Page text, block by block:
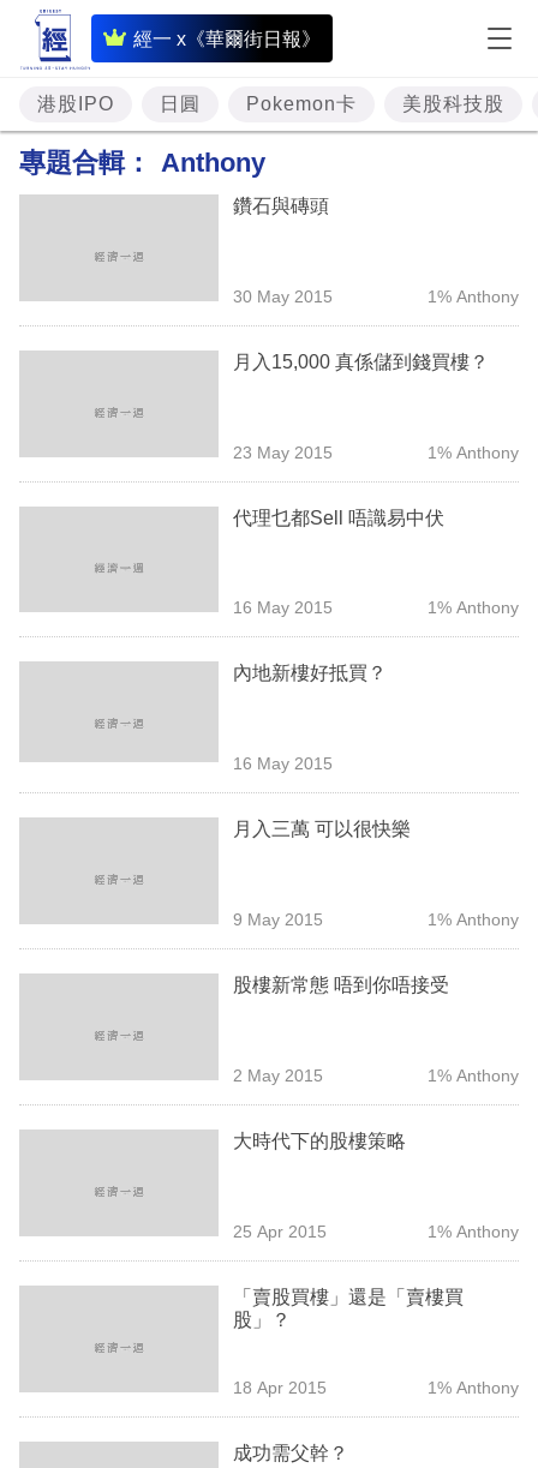
經一 x《華爾街日報》
即
時
財
經
資
樓
技
欄
區
港股IPO 日圓 Pokemon卡 美股科技股
專題合輯： Anthony
鑽石與磚頭
30 May 2015 1% Anthony
月入15,000 真係儲到錢買樓？
23 May 2015 1% Anthony
代理乜都Sell 唔識易中伏
16 May 2015 1% Anthony
內地新樓好抵買？
16 May 2015
月入三萬 可以很快樂
9 May 2015 1% Anthony
股樓新常態 唔到你唔接受
2 May 2015 1% Anthony
大時代下的股樓策略
25 Apr 2015 1% Anthony
「賣股買樓」還是「賣樓買
股」？
18 Apr 2015 1% Anthony
成功需父幹？